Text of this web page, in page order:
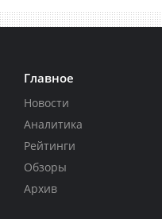
Главное
Новости
Аналитика
Рейтинги
Обзоры
Архив